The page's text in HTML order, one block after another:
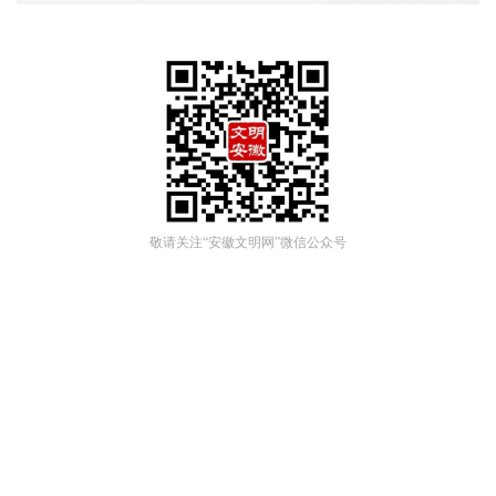
敬请关注“安徽文明网”微信公众号